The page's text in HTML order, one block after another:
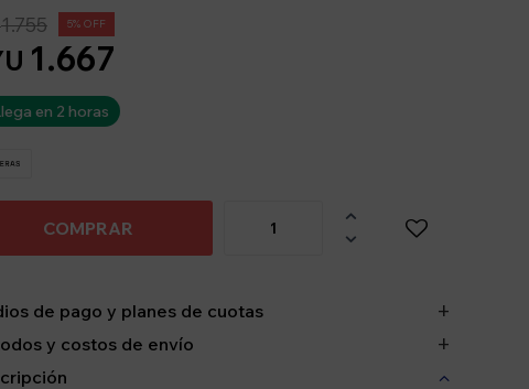
1.667
1.755 5
en 2 horas
COMPRAR


de pago y planes de cuotas
y costos de envío